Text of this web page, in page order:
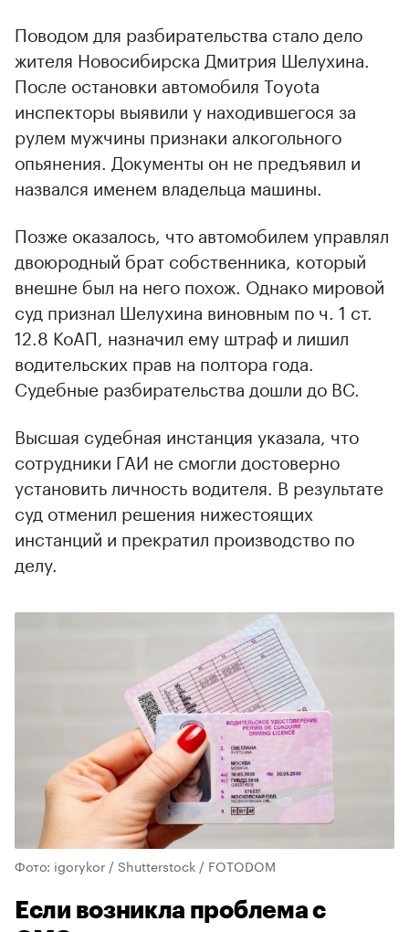
00:00 / 00:00
Поводом для разбирательства стало дело
жителя Новосибирска Дмитрия Шелухина.
После остановки автомобиля Toyota
инспекторы выявили у находившегося за
рулем мужчины признаки алкогольного
опьянения. Документы он не предъявил и
назвался именем владельца машины.
Позже оказалось, что автомобилем управлял
двоюродный брат собственника, который
внешне был на него похож. Однако мировой
суд признал Шелухина виновным по ч. 1 ст.
12.8 КоАП, назначил ему штраф и лишил
водительских прав на полтора года.
Судебные разбирательства дошли до ВС.
Высшая судебная инстанция указала, что
сотрудники ГАИ не смогли достоверно
установить личность водителя. В результате
суд отменил решения нижестоящих
инстанций и прекратил производство по
делу.
Фото: igorykor / Shutterstock / FOTODOM
Если возникла проблема с